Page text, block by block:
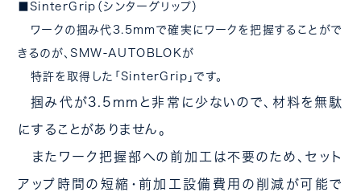
■SinterGrip（シンターグリップ）
ワークの掴み代3.5mmで確実にワークを把握することがで
きるのが、SMW-AUTOBLOKが
特許を取得した「SinterGrip」です。
掴み代が3.5mmと非常に少ないので、材料を無駄
にすることがありません。
またワーク把握部への前加工は不要のため、セット
アップ時間の短縮・前加工設備費用の削減が可能で